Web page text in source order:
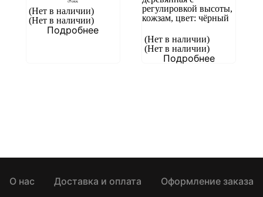
(Нет в наличии)
(Нет в наличии)
Подробнее
регулировкой высоты,
кожзам, цвет: чёрный
(Нет в наличии)
(Нет в наличии)
Подробнее
О нас Доставка и оплата Оформление заказа